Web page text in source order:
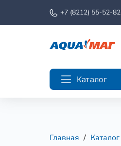
+7 (8212) 55-52-82
Каталог
Главная Каталог